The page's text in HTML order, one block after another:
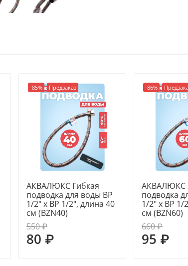
гайка);
• диаметр ½ дюйма
• рабочее давление до
• максимальная
• оплетка из
-85% Предзаказ
АКВАЛЮКС Гибкая
подводка для воды ВР
1/2" х ВР 1/2", длина 40
см (BZN40)
550 ₽
80 ₽
-86%
АКВАЛЮКС
подводка
1/2" х ВР 1/
см (BZN60)
660 ₽
95 ₽